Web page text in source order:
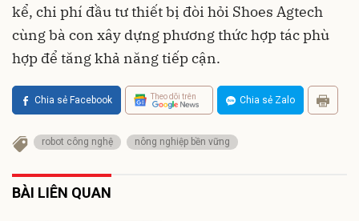
kể, chi phí đầu tư thiết bị đòi hỏi Shoes Agtech
cùng bà con xây dựng phương thức hợp tác phù
hợp để tăng khả năng tiếp cận.
Chia sẻ Facebook Theo dõi trên Chia sẻ Zalo
robot công nghệ nông nghiệp bền vững
BÀI LIÊN QUAN